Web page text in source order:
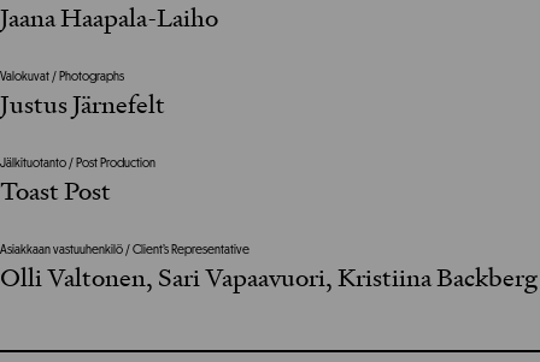
Jaana Haapala-Laiho
Valokuvat / Photographs
Justus Järnefelt
Jälkituotanto / Post Production
Toast Post
Asiakkaan vastuuhenkilö / Client’s Representative
Olli Valtonen, Sari Vapaavuori, Kristiina Backberg